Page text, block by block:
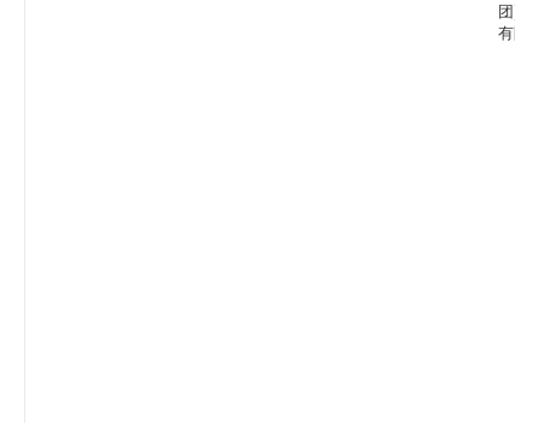
团)股
有限